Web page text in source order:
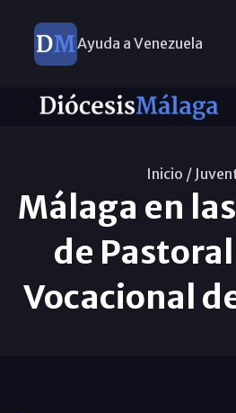
Ayuda a Venezuela
Inicio /
Málaga en
de Pastoral
Vocacional